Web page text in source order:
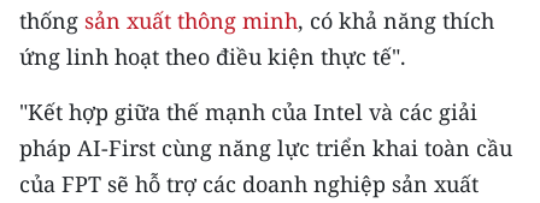
thống sản xuất thông minh, có khả năng thích
ứng linh hoạt theo điều kiện thực tế".
"Kết hợp giữa thế mạnh của Intel và các giải
pháp AI-First cùng năng lực triển khai toàn cầu
của FPT sẽ hỗ trợ các doanh nghiệp sản xuất